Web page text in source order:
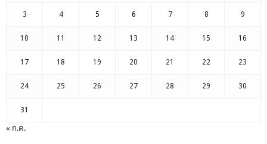
3 4 5 6 7 8 9
10 11 12 13 14 15 16
17 18 19 20 21 22 23
24 25 26 27 28 29 30
31
« ก.ค.